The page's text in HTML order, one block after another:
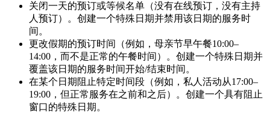
关闭一天的预订或等候名单（没有在线预订，没有主持
人预订）。创建一个特殊日期并禁用该日期的服务时
间。
更改假期的预订时间（例如，母亲节早午餐10:00–
14:00，而不是正常的午餐时间）。创建一个特殊日期并
覆盖该日期的服务时间开始/结束时间。
在某个日期阻止特定时间段（例如，私人活动从17:00–
19:00，但正常服务在之前和之后）。创建一个具有阻止
窗口的特殊日期。